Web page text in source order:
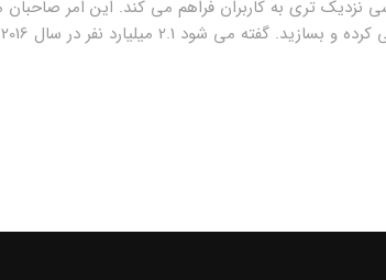
تری به کاربران فراهم می کند. این امر صاحبان
نفر در سال 2016 دارای گوشی هوشمند[…]